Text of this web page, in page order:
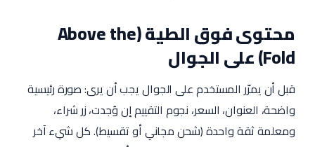
محتوى فوق الطية (Above the
Fold) على الجوال
قبل أن يمرّر المستخدم على الجوال يجب أن يرى: صورة رئيسية
واضحة، العنوان، السعر، نجوم التقييم إن وُجدت، زر شراء،
ومعلمة ثقة واحدة (شحن مجاني أو تقسيط). كل شيء آخر